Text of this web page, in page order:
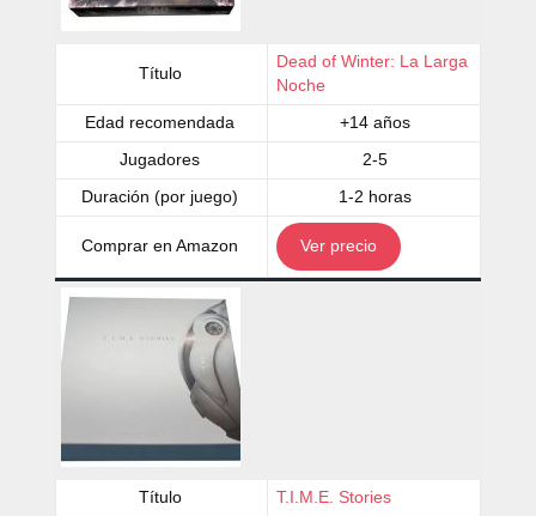
Título
Dead of Winter: La Larga
Noche
Edad recomendada +14 años
Jugadores 2-5
Duración (por juego) 1-2 horas
Comprar en Amazon Ver precio
Título T.I.M.E. Stories